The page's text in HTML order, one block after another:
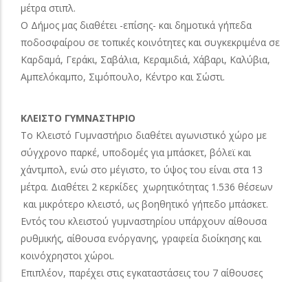
μέτρα στιπλ.
Ο Δήμος μας διαθέτει -επίσης- και δημοτικά γήπεδα
ποδοσφαίρου σε τοπικές κοινότητες και συγκεκριμένα σε
Καρδαμά, Γεράκι, Σαβάλια, Κεραμιδιά, Χάβαρι, Καλύβια,
Αμπελόκαμπο, Σιμόπουλο, Κέντρο και Σώστι.
ΚΛΕΙΣΤΟ ΓΥΜΝΑΣΤΗΡΙΟ
Το Κλειστό Γυμναστήριο διαθέτει αγωνιστικό χώρο με
σύγχρονο παρκέ, υποδομές για μπάσκετ, βόλεϊ και
χάντμπολ, ενώ στο μέγιστο, το ύψος του είναι στα 13
μέτρα. Διαθέτει 2 κερκίδες χωρητικότητας 1.536 θέσεων
και μικρότερο κλειστό, ως βοηθητικό γήπεδο μπάσκετ.
Εντός του κλειστού γυμναστηρίου υπάρχουν αίθουσα
ρυθμικής, αίθουσα ενόργανης, γραφεία διοίκησης και
κοινόχρηστοι χώροι.
Επιπλέον, παρέχει στις εγκαταστάσεις του 7 αίθουσες